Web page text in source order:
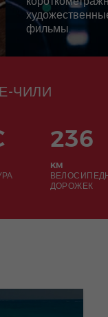
фильмы.
ЧИЛИ
236
KM
ДОРОЖЕК